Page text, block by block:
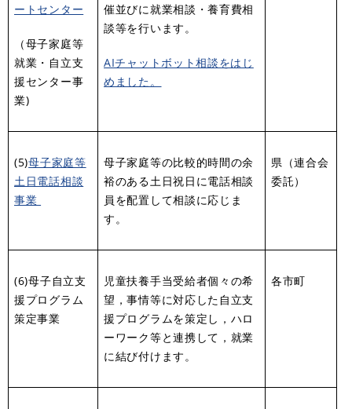
ートセンター
（母子家庭等
就業・自立支
援センター事
業)
催並びに就業相談・養育費相
談等を行います。
AIチャットボット相談をはじ
めました。
(5)母子家庭等
土日電話相談
事業
母子家庭等の比較的時間の余
裕のある土日祝日に電話相談
員を配置して相談に応じま
す。
県（連合会
委託）
(6)母子自立支
援プログラム
策定事業
児童扶養手当受給者個々の希
望，事情等に対応した自立支
援プログラムを策定し，ハロ
ーワーク等と連携して，就業
に結び付けます。
各市町